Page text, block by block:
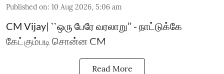
Published on: 10 Aug 2026, 5:06 am
CM Vijay| ``ஒரு பேரே வரலாறு’’ - நாட்டுக்கே
கேட்கும்படி சொன்ன CM
Read More